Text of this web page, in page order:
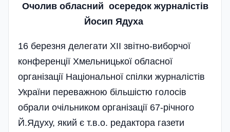
Очолив обласний осередок журналістів
Йосип Ядуха
16 березня делегати XII звітно-виборчої
конференції Хмельницької обласної
організації Національної спілки журналістів
України переважною більшістю голосів
обрали очільником організації 67-річного
Й.Ядуху, який є т.в.о. редактора газети